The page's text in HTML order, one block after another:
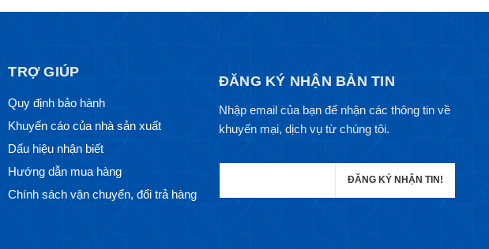
TRỢ GIÚP
Quy định bảo hành
Khuyến cáo của nhà sản xuất
Dấu hiệu nhận biết
Hướng dẫn mua hàng
Chính sách vận chuyển, đổi trả hàng
ĐĂNG KÝ NHẬN BẢN TIN
Nhập email của bạn để nhận các thông tin về
khuyến mại, dịch vụ từ chúng tôi.